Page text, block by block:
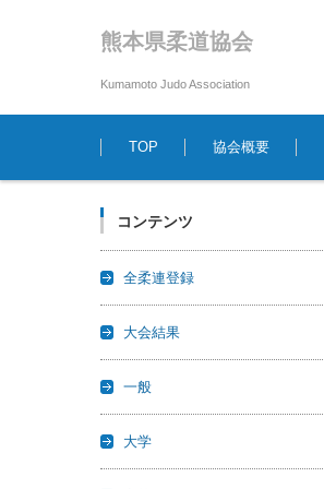
熊本県柔道協会
Kumamoto Judo Association
コンテンツに移動
TOP
協会概要
コンテンツ
全柔連登録
大会結果
一般
大学